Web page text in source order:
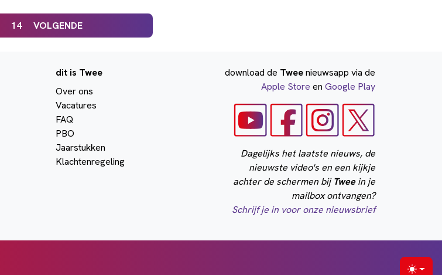
14 VOLGENDE
dit is Twee
Over ons
Vacatures
FAQ
PBO
Jaarstukken
Klachtenregeling
download de Tweenieuwsapp via de
Apple Store en Google Play
Dagelijks het laatste nieuws, de
nieuwste video's en een kijkje
achter de schermen bijTweein je
mailbox ontvangen?
Schrijf je in voor onze nieuwsbrief